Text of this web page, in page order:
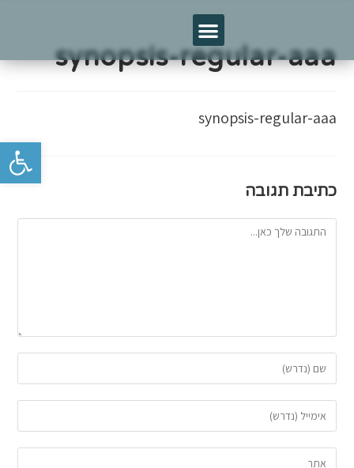
פתח סרגל נגישות
synopsis-regular-aaa
synopsis-regular-aaa
כתיבת תגובה